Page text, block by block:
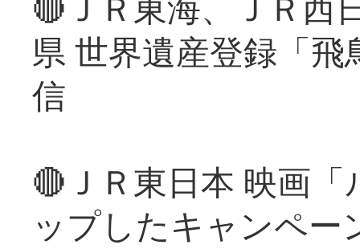
県 世界遺産登録「
信
🔴ＪＲ東日本 映画
ップしたキャンペー